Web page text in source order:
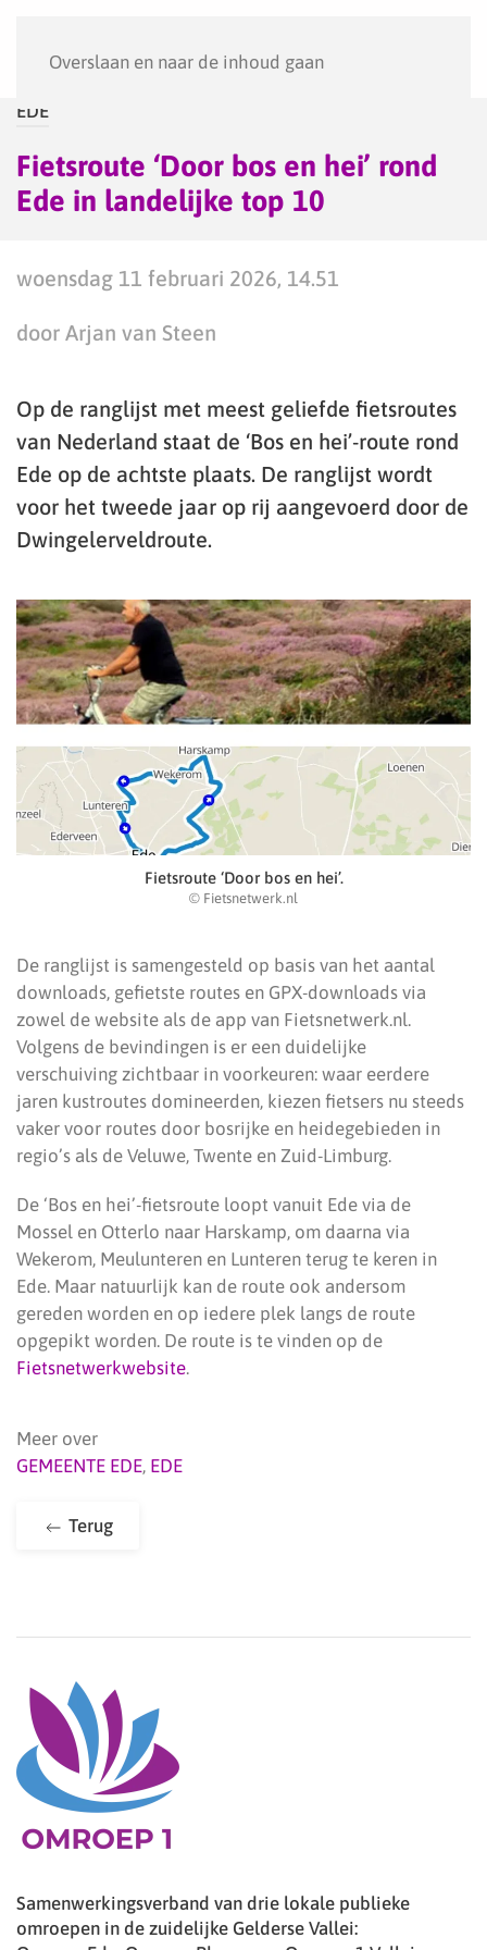
Overslaan en naar de inhoud gaan
EDE
Fietsroute ‘Door bos en hei’ rond
Ede in landelijke top 10
woensdag 11 februari 2026, 14.51
door Arjan van Steen
Op de ranglijst met meest geliefde fietsroutes
van Nederland staat de ‘Bos en hei’-route rond
Ede op de achtste plaats. De ranglijst wordt
voor het tweede jaar op rij aangevoerd door de
Dwingelerveldroute.
Fietsroute ‘Door bos en hei’.
© Fietsnetwerk.nl
De ranglijst is samengesteld op basis van het aantal
downloads, gefietste routes en GPX-downloads via
zowel de website als de app van Fietsnetwerk.nl.
Volgens de bevindingen is er een duidelijke
verschuiving zichtbaar in voorkeuren: waar eerdere
jaren kustroutes domineerden, kiezen fietsers nu steeds
vaker voor routes door bosrijke en heidegebieden in
regio’s als de Veluwe, Twente en Zuid-Limburg.
De ‘Bos en hei’-fietsroute loopt vanuit Ede via de
Mossel en Otterlo naar Harskamp, om daarna via
Wekerom, Meulunteren en Lunteren terug te keren in
Ede. Maar natuurlijk kan de route ook andersom
gereden worden en op iedere plek langs de route
opgepikt worden. De route is te vinden op de
Fietsnetwerkwebsite.
Meer over
GEMEENTE EDE, EDE
Terug
Samenwerkingsverband van drie lokale publieke
omroepen in de zuidelijke Gelderse Vallei: